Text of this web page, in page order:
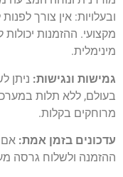
ובעלויות: אין צורך
מקצועי. ההזמנות
מינימלית.
גמישות ונגישות: ניתן
בעולם, ללא תלות
מרוחקים בקלות.
עדכונים בזמן אמת: אם
ההזמנה ולשלוח גרסה